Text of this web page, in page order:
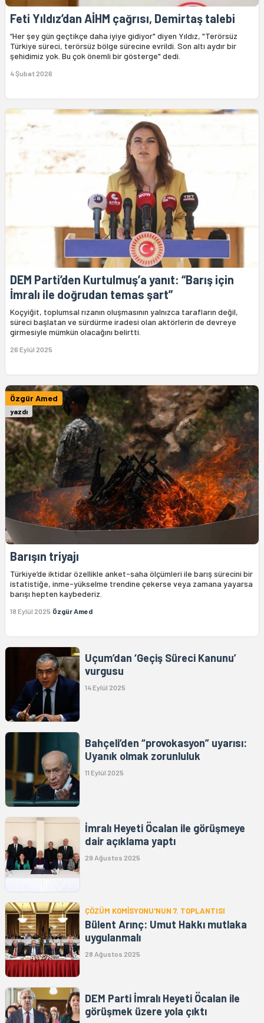
Feti Yıldız’dan AİHM çağrısı, Demirtaş talebi
“Her şey gün geçtikçe daha iyiye gidiyor" diyen Yıldız, "Terörsüz
Türkiye süreci, terörsüz bölge sürecine evrildi. Son altı aydır bir
şehidimiz yok. Bu çok önemli bir gösterge" dedi.
4 Şubat 2026
DEM Parti’den Kurtulmuş’a yanıt: “Barış için
İmralı ile doğrudan temas şart”
Koçyiğit, toplumsal rızanın oluşmasının yalnızca tarafların değil,
süreci başlatan ve sürdürme iradesi olan aktörlerin de devreye
girmesiyle mümkün olacağını belirtti.
26 Eylül 2025
Özgür Amed
yazdı
Barışın triyajı
Türkiye’de iktidar özellikle anket-saha ölçümleri ile barış sürecini bir
istatistiğe, inme-yükselme trendine çekerse veya zamana yayarsa
barışı hepten kaybederiz.
18 Eylül 2025 Özgür Amed
Uçum’dan ‘Geçiş Süreci Kanunu’
vurgusu
14 Eylül 2025
Bahçeli’den “provokasyon” uyarısı:
Uyanık olmak zorunluluk
11 Eylül 2025
İmralı Heyeti Öcalan ile görüşmeye
dair açıklama yaptı
29 Ağustos 2025
ÇÖZÜM KOMİSYONU'NUN 7. TOPLANTISI
Bülent Arınç: Umut Hakkı mutlaka
uygulanmalı
28 Ağustos 2025
DEM Parti İmralı Heyeti Öcalan ile
görüşmek üzere yola çıktı